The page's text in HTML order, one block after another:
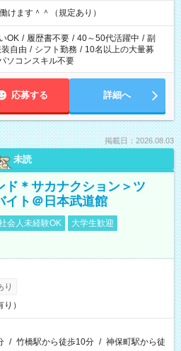
ます＾＾（規定あり）
OK / 履歴書不要 / 40～50代活躍中 / 副
装自由 / シフト勤務 / 10名以上の大量募
ソコンスキル不要
応募する 詳細へ
掲載日：2026.08.03
未読
ド＊サカナクション＞ツ
イト＠日本武道館
会人未経験OK
大学生歓迎
り
）
/ 竹橋駅から徒歩10分 / 神保町駅から徒